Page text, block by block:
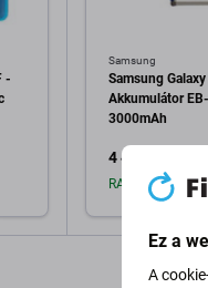
-
Samsung
Samsung
Akkumulátor
3000mAh
4 400 Ft
RAKTÁRON 9 db
Ez a
A